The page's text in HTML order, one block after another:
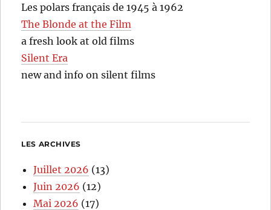
Les polars français de 1945 à 1962
The Blonde at the Film
a fresh look at old films
Silent Era
new and info on silent films
LES ARCHIVES
Juillet 2026 (13)
Juin 2026 (12)
Mai 2026 (17)